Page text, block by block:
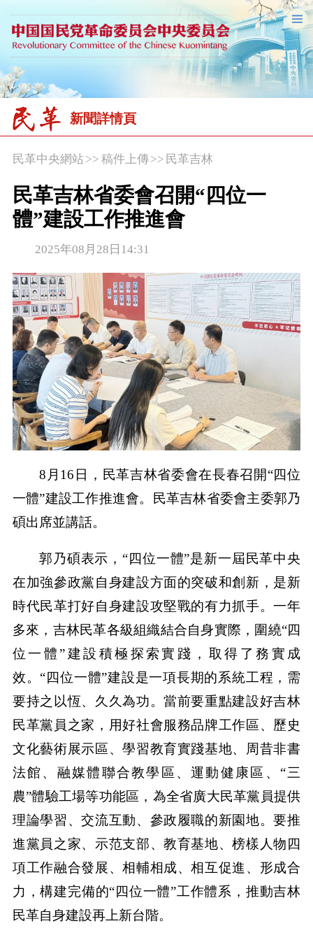
新聞詳情頁
民革中央網站>> 稿件上傳>> 民革吉林
民革吉林省委會召開“四位一
體”建設工作推進會
2025年08月28日14:31
8月16日，民革吉林省委會在長春召開“四位
一體”建設工作推進會。民革吉林省委會主委郭乃
碩出席並講話。
郭乃碩表示，“四位一體”是新一屆民革中央
在加強參政黨自身建設方面的突破和創新，是新
時代民革打好自身建設攻堅戰的有力抓手。一年
多來，吉林民革各級組織結合自身實際，圍繞“四
位一體”建設積極探索實踐，取得了務實成
效。“四位一體”建設是一項長期的系統工程，需
要持之以恆、久久為功。當前要重點建設好吉林
民革黨員之家，用好社會服務品牌工作區、歷史
文化藝術展示區、學習教育實踐基地、周昔非書
法館、融媒體聯合教學區、運動健康區、“三
農”體驗工場等功能區，為全省廣大民革黨員提供
理論學習、交流互動、參政履職的新園地。要推
進黨員之家、示范支部、教育基地、榜樣人物四
項工作融合發展、相輔相成、相互促進、形成合
力，構建完備的“四位一體”工作體系，推動吉林
民革自身建設再上新台階。